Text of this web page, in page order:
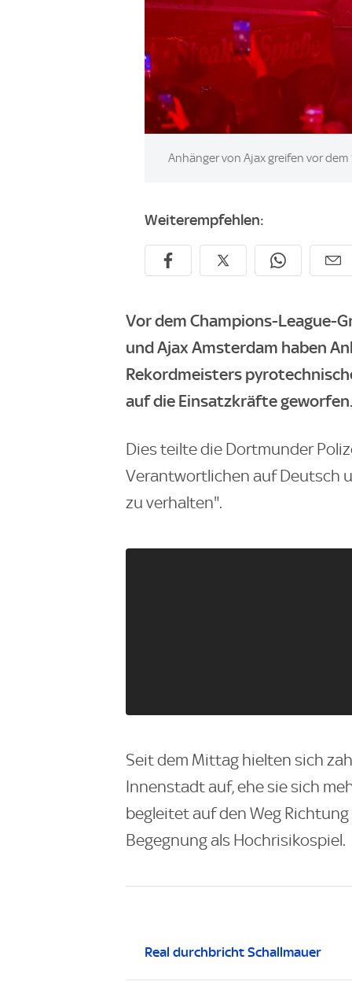
Image:
Anhänger von Ajax greifen vor
Weiterempfehlen:
Vor dem Champions-League-
und Ajax Amsterdam haben
Rekordmeisters
auf die Einsatzkräfte geworfen.
Dies teilte die Dortmunder
Verantwortlichen auf Deutsch
zu verhalten".
Seit dem Mittag hielten sich
Innenstadt auf, ehe sie sich
begleitet auf den Weg
Begegnung als Hochrisikospiel.
Real durchbricht Schallmauer